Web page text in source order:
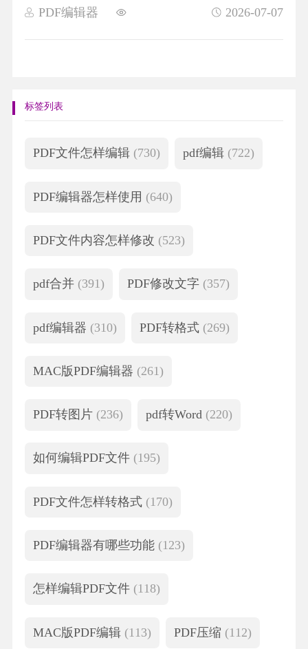
PDF编辑器 2026-07-07
标签列表
PDF文件怎样编辑 (730) pdf编辑 (722)
PDF编辑器怎样使用 (640)
PDF文件内容怎样修改 (523)
pdf合并 (391) PDF修改文字 (357)
pdf编辑器 (310) PDF转格式 (269)
MAC版PDF编辑器 (261)
PDF转图片 (236) pdf转Word (220)
如何编辑PDF文件 (195)
PDF文件怎样转格式 (170)
PDF编辑器有哪些功能 (123)
怎样编辑PDF文件 (118)
MAC版PDF编辑 (113) PDF压缩 (112)